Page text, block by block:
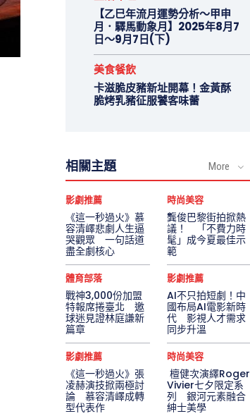
【乙巳年流月運勢分析～甲申
月．驛馬動象月】2025年8月7
日～9月7日(下)
美食餐飲
卡滋脆皮豬新址開幕！金黃酥
脆烤乳豬征服饕客味蕾
相關主題 More
影劇推薦
《這一秒過火》慕
容清嶧悲劇人生逼
哭觀眾 一句話道
盡全劇核心
時尚美容
龔俊巴黎街拍掀熱
議！ 「不費力時
髦」成今夏最佳示
範
體育部落
戰神3,000份加盟
特報席捲臺北 邀
球迷見證林庭謙新
篇章
影劇推薦
AI不只拍短劇！中
國布局AI電影新時
代 影視人才需求
同步升溫
影劇推薦
《這一秒過火》張
凌赫演技掀兩極討
論 慕容清嶧成轉
型代表作
時尚美容
檀健次演繹Roger
Vivier七夕限定系
列 銀河元素融合
紳士美學